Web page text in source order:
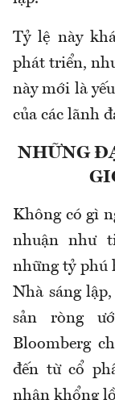
Tỷ lệ này
phát triển,
này mới là
của các lãnh
NHỮNG
Không có gì
nhuận như
những tỷ phú
Nhà sáng
sản ròng
Bloomberg
đến từ cổ
nhân khổng